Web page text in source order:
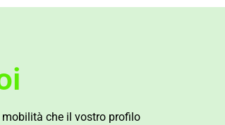
che il vostro profilo